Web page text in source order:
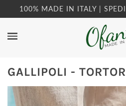
100% MADE IN ITALY |
GALLIPOLI -